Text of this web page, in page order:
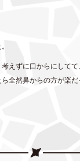
えずに口からにして
全然鼻からの方が楽だ